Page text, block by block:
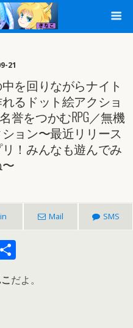
21
を回りながらナイト
るドット絵アクショ
誉をつかむRPG／無機
ョン〜最近リリース
！みんなも遊んでみ
Mail SMS
有
だよ。